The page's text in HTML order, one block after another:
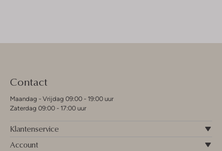
Contact
Maandag - Vrijdag 09:00 - 19:00 uur
Zaterdag 09:00 - 17:00 uur
Klantenservice
Account